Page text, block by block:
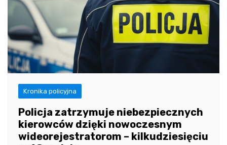
Kronika policyjna
Policja zatrzymuje niebezpiecznych
kierowców dzięki nowoczesnym
wideorejestratorom – kilkudziesięciu